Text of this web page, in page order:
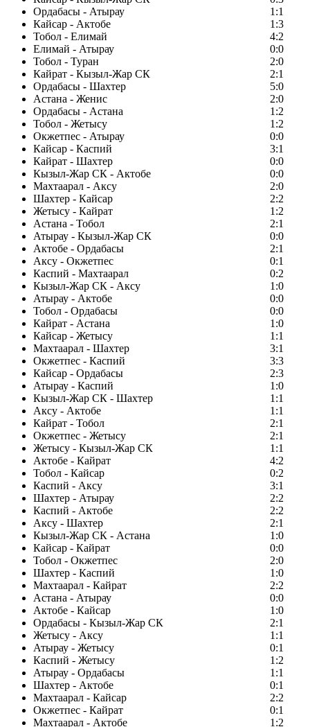
Ордабасы - Атырау
1:1
Кайсар - Актобе
1:3
Тобол - Елимай
4:2
Елимай - Атырау
0:0
Тобол - Туран
2:0
Кайрат - Кызыл-Жар СК
2:1
Ордабасы - Шахтер
5:0
Астана - Женис
2:0
Ордабасы - Астана
1:2
Тобол - Жетысу
1:2
Окжетпес - Атырау
0:0
Кайсар - Каспий
3:1
Кайрат - Шахтер
0:0
Кызыл-Жар СК - Актобе
0:0
Махтаарал - Аксу
2:0
Шахтер - Кайсар
2:2
Жетысу - Кайрат
1:2
Астана - Тобол
2:1
Атырау - Кызыл-Жар СК
0:0
Актобе - Ордабасы
2:1
Аксу - Окжетпес
0:1
Каспий - Махтаарал
0:2
Кызыл-Жар СК - Аксу
1:0
Атырау - Актобе
0:0
Тобол - Ордабасы
0:0
Кайрат - Астана
1:0
Кайсар - Жетысу
1:1
Махтаарал - Шахтер
3:1
Окжетпес - Каспий
3:3
Кайсар - Ордабасы
2:3
Атырау - Каспий
1:0
Кызыл-Жар СК - Шахтер
1:1
Аксу - Актобе
1:1
Кайрат - Тобол
2:1
Окжетпес - Жетысу
2:1
Жетысу - Кызыл-Жар СК
1:1
Актобе - Кайрат
4:2
Тобол - Кайсар
0:2
Каспий - Аксу
3:1
Шахтер - Атырау
2:2
Каспий - Актобе
2:2
Аксу - Шахтер
2:1
Кызыл-Жар СК - Астана
1:0
Кайсар - Кайрат
0:0
Тобол - Окжетпес
2:0
Шахтер - Каспий
1:0
Махтаарал - Кайрат
2:2
Астана - Атырау
0:0
Актобе - Кайсар
1:0
Ордабасы - Кызыл-Жар СК
2:1
Жетысу - Аксу
1:1
Атырау - Жетысу
0:1
Каспий - Жетысу
1:2
Атырау - Ордабасы
1:1
Шахтер - Актобе
0:1
Махтаарал - Кайсар
2:2
Окжетпес - Кайрат
0:1
Махтаарал - Актобе
1:2